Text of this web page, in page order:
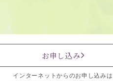
お申し込み
インターネットからのお申し込みは